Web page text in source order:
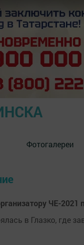
Фотогалереи
ЧЕ-
в Глазко, где